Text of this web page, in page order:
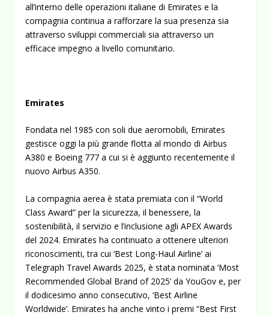
all’interno delle operazioni italiane di Emirates e la
compagnia continua a rafforzare la sua presenza sia
attraverso sviluppi commerciali sia attraverso un
efficace impegno a livello comunitario.
Emirates
Fondata nel 1985 con soli due aeromobili, Emirates
gestisce oggi la più grande flotta al mondo di Airbus
A380 e Boeing 777 a cui si è aggiunto recentemente il
nuovo Airbus A350.
La compagnia aerea è stata premiata con il “World
Class Award” per la sicurezza, il benessere, la
sostenibilità, il servizio e l’inclusione agli APEX Awards
del 2024. Emirates ha continuato a ottenere ulteriori
riconoscimenti, tra cui ‘Best Long-Haul Airline’ ai
Telegraph Travel Awards 2025, è stata nominata ‘Most
Recommended Global Brand of 2025’ da YouGov e, per
il dodicesimo anno consecutivo, ‘Best Airline
Worldwide’. Emirates ha anche vinto i premi “Best First